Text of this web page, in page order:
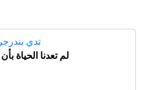
تدي
لم تعدنا الحياة